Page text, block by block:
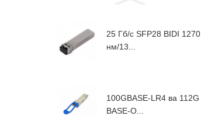
25 Гб/с SFP28 BIDI 1270
нм/13...
100GBASE-LR4 ва 112G
BASE-O...